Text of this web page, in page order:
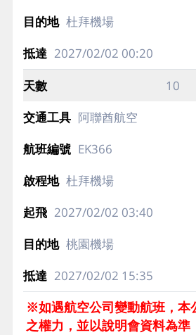
杜拜機場
2027/02/02 00:20
10
阿聯酋航空
EK366
杜拜機場
2027/02/02 03:40
桃園機場
2027/02/02 15:35
※如遇航空公司變動航班，本
之權力，並以說明會資料為準